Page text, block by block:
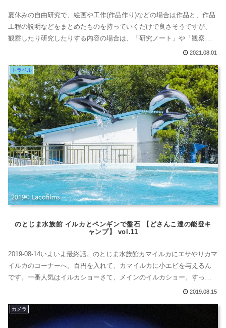
夏休みの自由研究で、絵画や工作(作品作り)などの場合は作品と、作品
工程の説明などをまとめたものを持っていくだけで良さそうですが、
観察したり研究したりする内容の場合は、「研究ノート」や「観察日
記」などにまとめましょう。研究ノートの作り方表紙には、研究タイ
っておくのも良いね。研究ノートのもくじ表紙の次には、どんなこと
がこのノートに書かれてい...
2021.08.01
トラベル
のとじま水族館 イルカとペンギンで盤石 【どさんこ達の能登キ
ャンプ】 vol.11
2019-08-14いよいよ最終話。のとじま水族館カマイルカにエサやりカマ
イルカのコーナーへ。百円を入れて、カマイルカに小エビを与えるん
です。一番人気はイルカショーさて、メインのイルカショー。すっご
いひとだよ。イルカってさ、海で野生の生活していた時も、実際に飛
探すためなんだ。イワシの群なんかに、カモメ食いつくからさあ。カ
モメって、完全防...
2019.08.15
カメラ